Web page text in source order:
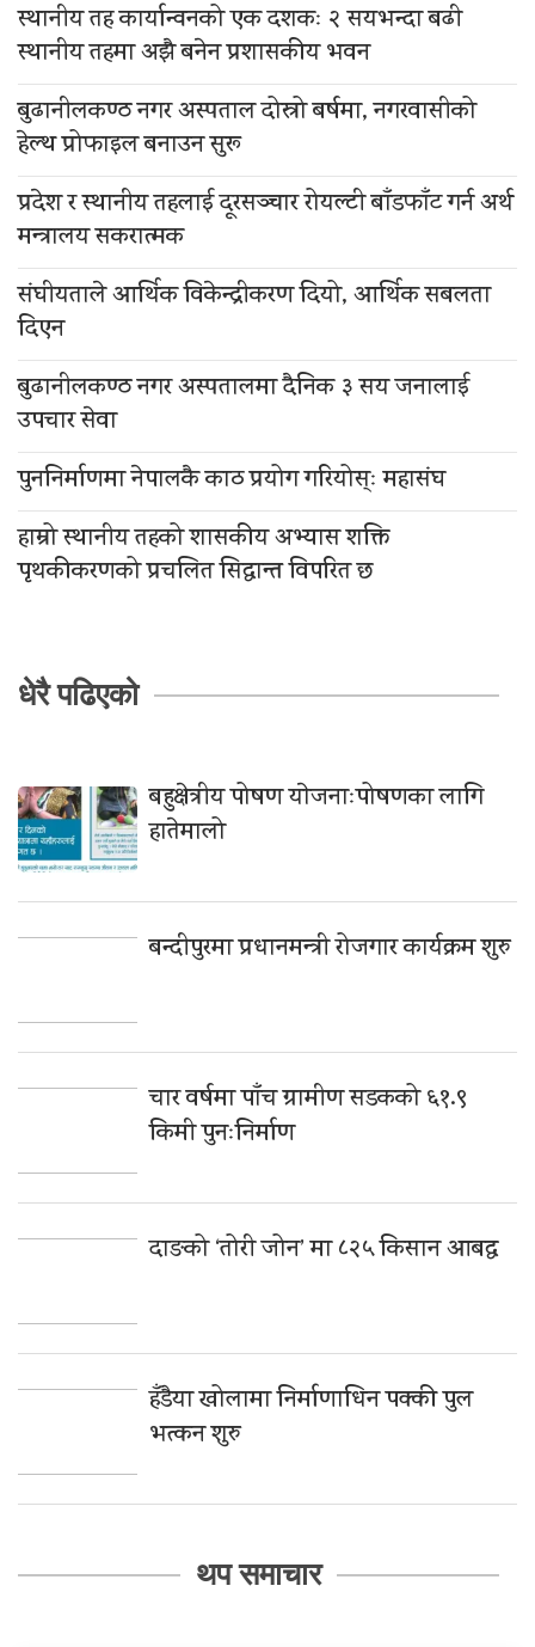
स्थानीय तह कार्यान्वनको एक दशकः २ सयभन्दा बढी
स्थानीय तहमा अझै बनेन प्रशासकीय भवन
बुढानीलकण्ठ नगर अस्पताल दोस्रो बर्षमा, नगरवासीको
हेल्थ प्रोफाइल बनाउन सुरू
प्रदेश र स्थानीय तहलाई दूरसञ्चार रोयल्टी बाँडफाँट गर्न अर्थ
मन्त्रालय सकरात्मक
संघीयताले आर्थिक विकेन्द्रीकरण दियो, आर्थिक सबलता
दिएन
बुढानीलकण्ठ नगर अस्पतालमा दैनिक ३ सय जनालाई
उपचार सेवा
पुननिर्माणमा नेपालकै काठ प्रयोग गरियोस्ः महासंघ
हाम्रो स्थानीय तहको शासकीय अभ्यास शक्ति
पृथकीकरणको प्रचलित सिद्धान्त विपरित छ
धेरै पढिएको
बहुक्षेत्रीय पोषण याेजनाःपोषणका लागि
हातेमालो
बन्दीपुरमा प्रधानमन्त्री रोजगार कार्यक्रम शुरु
चार वर्षमा पाँच ग्रामीण सडकको ६१.९
किमी पुनःनिर्माण
दाङको ‘तोरी जोन’ मा ८२५ किसान आबद्ध
हँडैया खोलामा निर्माणाधिन पक्की पुल
भत्कन शुरु
थप समाचार